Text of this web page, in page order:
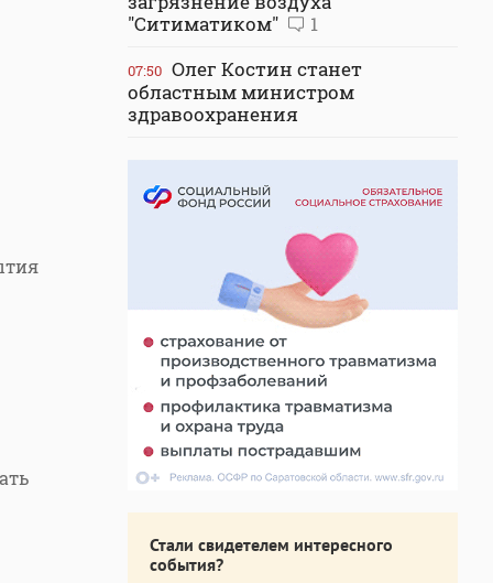
"Ситиматиком"
1
07:50 Олег Костин станет
областным министром
здравоохранения
Стали свидетелем интересного
события?